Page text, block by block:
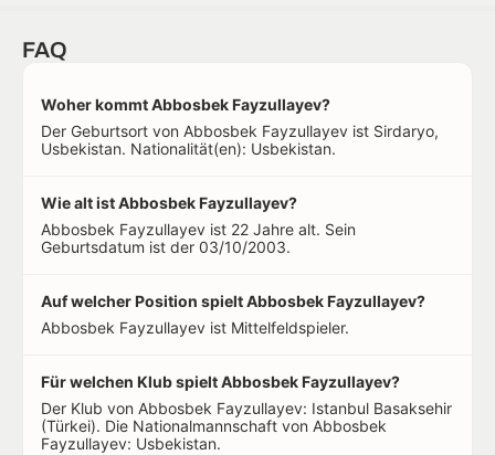
FAQ
Woher kommt Abbosbek Fayzullayev?
Der Geburtsort von Abbosbek Fayzullayev ist Sirdaryo,
Usbekistan. Nationalität(en): Usbekistan.
Wie alt ist Abbosbek Fayzullayev?
Abbosbek Fayzullayev ist 22 Jahre alt. Sein
Geburtsdatum ist der 03/10/2003.
Auf welcher Position spielt Abbosbek Fayzullayev?
Abbosbek Fayzullayev ist Mittelfeldspieler.
Für welchen Klub spielt Abbosbek Fayzullayev?
Der Klub von Abbosbek Fayzullayev: Istanbul Basaksehir
(Türkei). Die Nationalmannschaft von Abbosbek
Fayzullayev: Usbekistan.